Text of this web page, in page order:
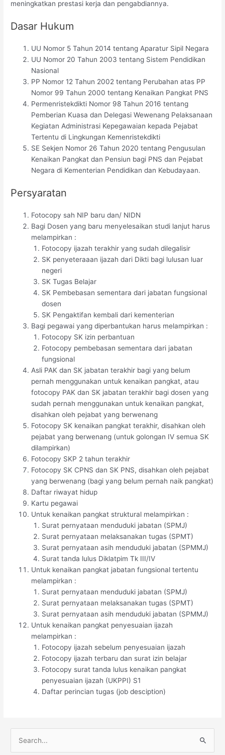
meningkatkan prestasi kerja dan pengabdiannya.
Dasar Hukum
UU Nomor 5 Tahun 2014 tentang Aparatur Sipil Negara
UU Nomor 20 Tahun 2003 tentang Sistem Pendidikan
Nasional
PP Nomor 12 Tahun 2002 tentang Perubahan atas PP
Nomor 99 Tahun 2000 tentang Kenaikan Pangkat PNS
Permenristekdikti Nomor 98 Tahun 2016 tentang
Pemberian Kuasa dan Delegasi Wewenang Pelaksanaan
Kegiatan Administrasi Kepegawaian kepada Pejabat
Tertentu di Lingkungan Kemenristekdikti
SE Sekjen Nomor 26 Tahun 2020 tentang Pengusulan
Kenaikan Pangkat dan Pensiun bagi PNS dan Pejabat
Negara di Kementerian Pendidikan dan Kebudayaan.
Persyaratan
Fotocopy sah NIP baru dan/ NIDN
Bagi Dosen yang baru menyelesaikan studi lanjut harus
melampirkan :
Fotocopy ijazah terakhir yang sudah dilegalisir
SK penyeteraaan ijazah dari Dikti bagi lulusan luar
negeri
SK Tugas Belajar
SK Pembebasan sementara dari jabatan fungsional
dosen
SK Pengaktifan kembali dari kementerian
Bagi pegawai yang diperbantukan harus melampirkan :
Fotocopy SK izin perbantuan
Fotocopy pembebasan sementara dari jabatan
fungsional
Asli PAK dan SK jabatan terakhir bagi yang belum
pernah menggunakan untuk kenaikan pangkat, atau
fotocopy PAK dan SK jabatan terakhir bagi dosen yang
sudah pernah menggunakan untuk kenaikan pangkat,
disahkan oleh pejabat yang berwenang
Fotocopy SK kenaikan pangkat terakhir, disahkan oleh
pejabat yang berwenang (untuk golongan IV semua SK
dilampirkan)
Fotocopy SKP 2 tahun terakhir
Fotocopy SK CPNS dan SK PNS, disahkan oleh pejabat
yang berwenang (bagi yang belum pernah naik pangkat)
Daftar riwayat hidup
Kartu pegawai
Untuk kenaikan pangkat struktural melampirkan :
Surat pernyataan menduduki jabatan (SPMJ)
Surat pernyataan melaksanakan tugas (SPMT)
Surat pernyataan asih menduduki jabatan (SPMMJ)
Surat tanda lulus Diklatpim Tk III/IV
Untuk kenaikan pangkat jabatan fungsional tertentu
melampirkan :
Surat pernyataan menduduki jabatan (SPMJ)
Surat pernyataan melaksanakan tugas (SPMT)
Surat pernyataan asih menduduki jabatan (SPMMJ)
Untuk kenaikan pangkat penyesuaian ijazah
melampirkan :
Fotocopy ijazah sebelum penyesuaian ijazah
Fotocopy ijazah terbaru dan surat izin belajar
Fotocopy surat tanda lulus kenaikan pangkat
penyesuaian ijazah (UKPPI) S1
Daftar perincian tugas (job desciption)